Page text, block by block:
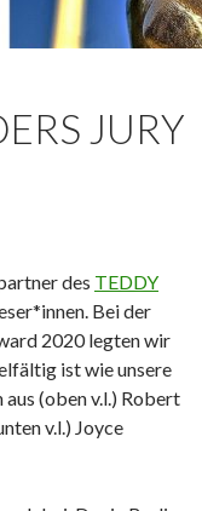
JURY
des TEDDY
Bei der
2020 legten wir
ist wie unsere
(oben v.l.) Robert
v.l.) Joyce